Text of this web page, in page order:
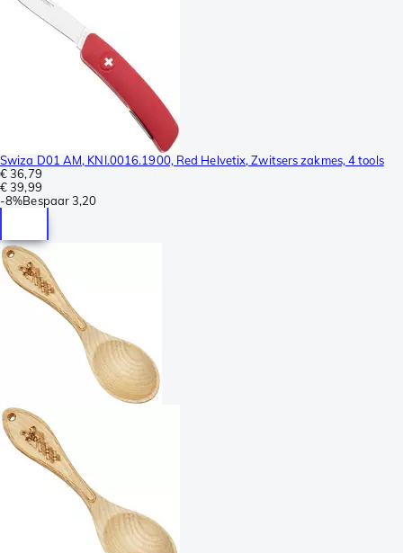
Swiza D01 AM, KNI.0016.1900, Red Helvetix, Zwitsers zakmes, 4 tools
€ 36,79
€ 39,99
-8%Bespaar3,20